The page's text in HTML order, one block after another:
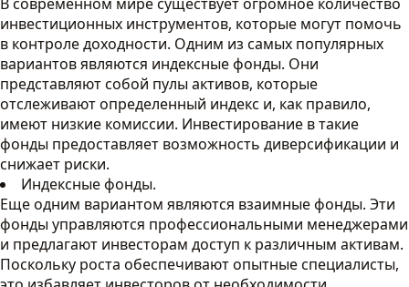
инвестиционных инструментов, которые могут помочь
в контроле доходности. Одним из самых популярных
вариантов являются индексные фонды. Они
представляют собой пулы активов, которые
отслеживают определенный индекс и, как правило,
имеют низкие комиссии. Инвестирование в такие
фонды предоставляет возможность диверсификации и
снижает риски.
Индексные фонды.
Еще одним вариантом являются взаимные фонды. Эти
фонды управляются профессиональными менеджерами
и предлагают инвесторам доступ к различным активам.
Поскольку роста обеспечивают опытные специалисты,